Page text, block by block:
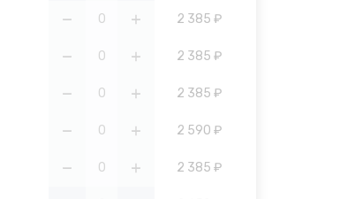
2 385 ₽
2 385 ₽
2 385 ₽
2 590 ₽
2 385 ₽